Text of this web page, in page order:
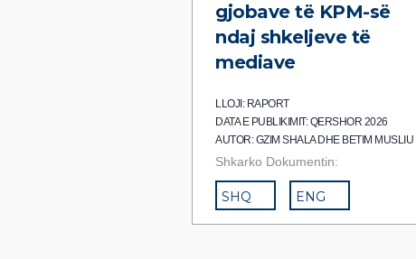
gjobave të KPM-së
ndaj shkeljeve të
mediave
LLOJI: RAPORT
DATA E PUBLIKIMIT: QERSHOR 2026
AUTOR: GZIM SHALA DHE BETIM MUSLIU
Shkarko Dokumentin:
SHQ ENG